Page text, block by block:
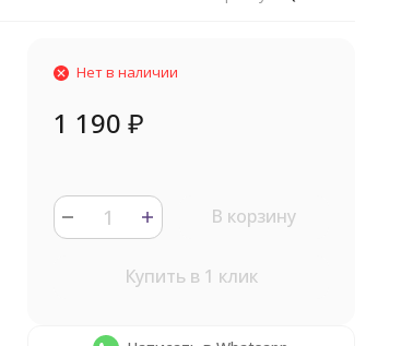
Нет в наличии
1 190 ₽
В корзину
Купить в 1 клик